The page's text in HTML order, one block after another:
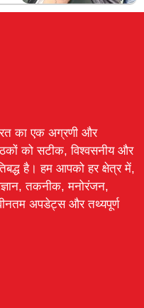
का एक अग्रणी और
को सटीक, विश्वसनीय और
है। हम आपको हर क्षेत्र में,
तकनीक, मनोरंजन,
अपडेट्स और तथ्यपूर्ण